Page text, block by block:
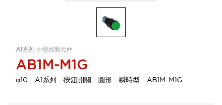
A1系列 小型控制元件
AB1M-M1G
φ10 A1系列 按鈕開關 圓形 瞬時型 AB1M-M1G